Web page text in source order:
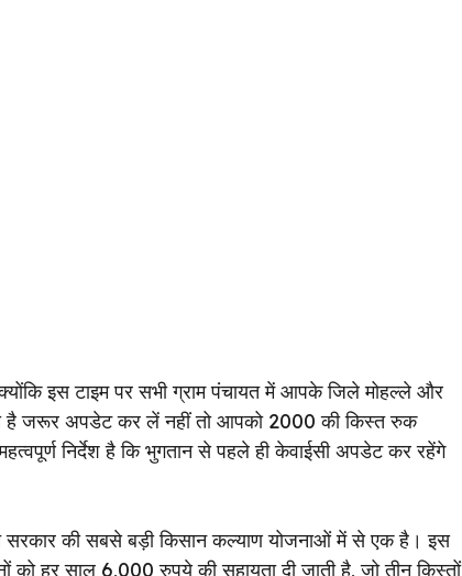
इस टाइम पर सभी ग्राम पंचायत में आपके जिले मोहल्ले और
है जरूर अपडेट कर लें नहीं तो आपको ₹2000 की किस्त रुक
निर्देश है कि भुगतान से पहले ही केवाईसी अपडेट कर रहेंगे
सरकार की सबसे बड़ी किसान कल्याण योजनाओं में से एक है। इस
को हर साल 6,000 रुपये की सहायता दी जाती है, जो तीन किस्तों